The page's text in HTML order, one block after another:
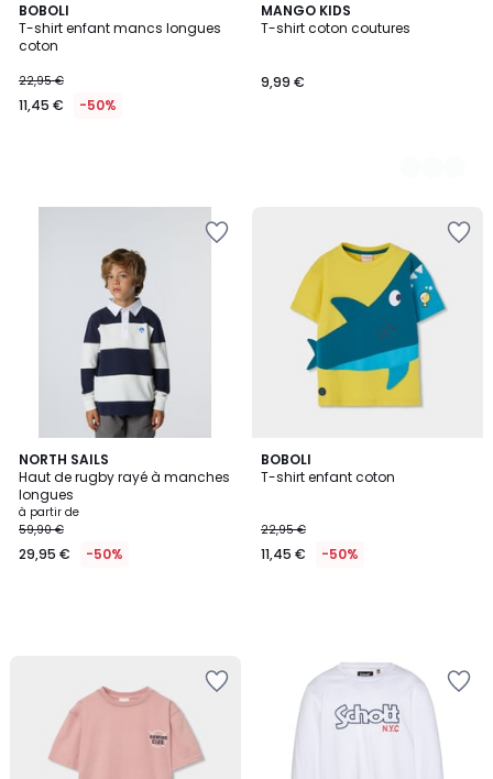
BOBOLI
T-shirt enfant mancs longues
coton
22,95 €
11,45 € -50%
MANGO KIDS
T-shirt coton coutures
9,99 €
5
Couleurs
NORTH SAILS
Haut de rugby rayé à manches
longues
à partir de
59,90 €
29,95 € -50%
BOBOLI
T-shirt enfant coton
22,95 €
11,45 € -50%